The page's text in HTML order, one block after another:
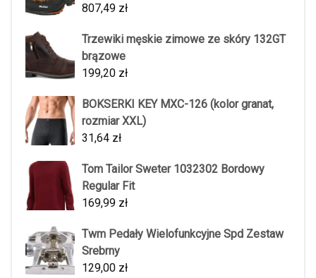
807,49 zł
Trzewiki męskie zimowe ze skóry 132GT
brązowe
199,20 zł
BOKSERKI KEY MXC-126 (kolor granat,
rozmiar XXL)
31,64 zł
Tom Tailor Sweter 1032302 Bordowy
Regular Fit
169,99 zł
Twm Pedały Wielofunkcyjne Spd Zestaw
Srebrny
129,00 zł